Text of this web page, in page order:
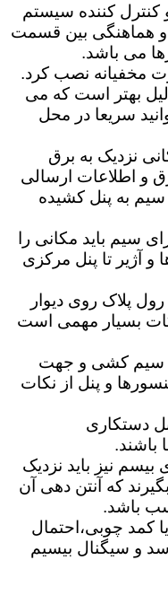
کنترل کننده سیستم
هماهنگی بین قسمت
می باشد.
بهتر است که می
سریعا در محل
نزدیک به برق
و اطلاعات ارسالی
به پنل کشیده
سیم باید مکانی را
و آژیر تا پنل مرکزی
رول پلاک روی دیوار
نکات بسیار مهمی است
سیم کشی و جهت
و پنل از نکات
دستکاری
باشند.
نیز باید نزدیک
که آنتن دهی آن
باشد.
کمد چوبی،احتمال
و سیگنال بیسیم